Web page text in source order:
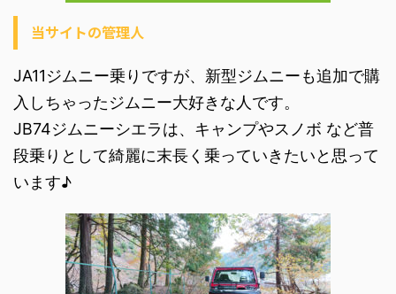
当サイトの管理人
JA11ジムニー乗りですが、新型ジムニーも追加で購
入しちゃったジムニー大好きな人です。
JB74ジムニーシエラは、キャンプやスノボ など普
段乗りとして綺麗に末長く乗っていきたいと思って
います♪